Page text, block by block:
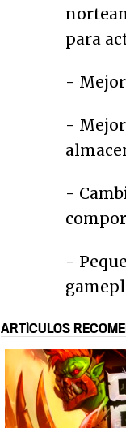
para
-
-
-
-
ARTÍCULOS